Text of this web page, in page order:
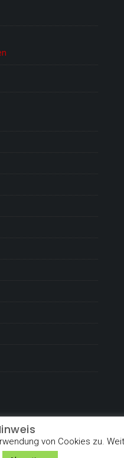
Proudly powered
von Cookies zu.